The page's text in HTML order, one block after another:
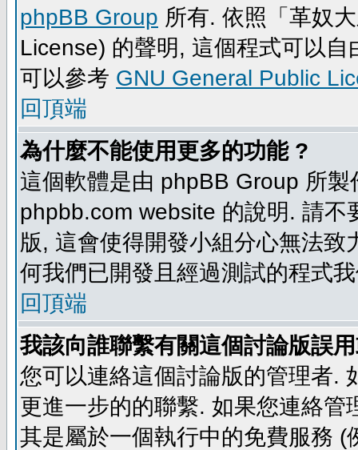
phpBB Group 所有. 依照「革奴
License) 的聲明, 這個程式可以
可以參考 GNU General Public
回頂端
為什麼不能使用更多的功能 ?
這個軟體是由 phpBB Group 所
phpbb.com website 的說明. 請
版, 這會使得開發小組分心無法
何我們已開發且經過測試的程式
回頂端
我該向誰聯繫有關這個討論版誤
您可以連絡這個討論版的管理者.
更進一步的的聯繫. 如果您連絡
其是屬於一個執行中的免費服務